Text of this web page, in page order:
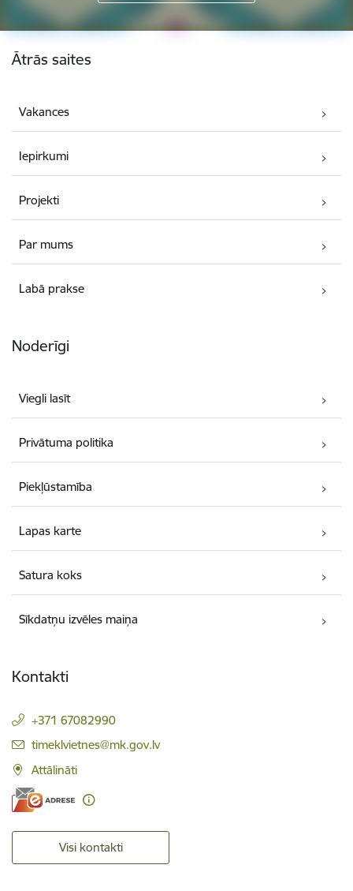
Kājene
Ātrās saites
Vakances
Iepirkumi
Projekti
Par mums
Labā prakse
Noderīgi
Viegli lasīt
Privātuma politika
Piekļūstamība
Lapas karte
Satura koks
Sīkdatņu izvēles maiņa
Kontakti
+371 67082990
E-pasts:
timeklvietnes@mk.gov.lv
Attālināti
Visi kontakti